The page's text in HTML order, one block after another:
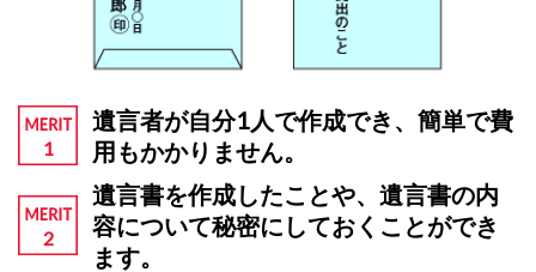
遺言者が自分1人で作成でき、簡単で費
用もかかりません。
遺言書を作成したことや、遺言書の内
容について秘密にしておくことができ
ます。